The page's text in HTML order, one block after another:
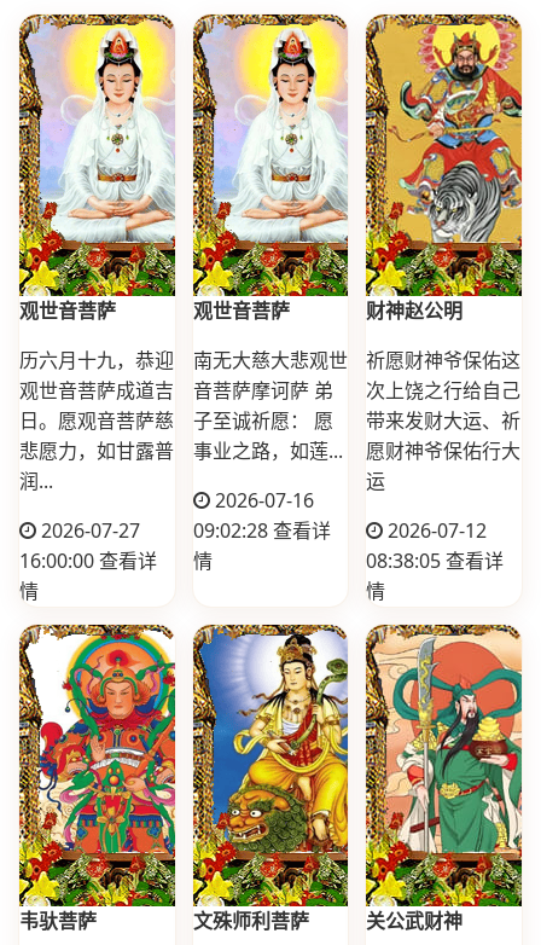
观世音菩萨
历六月十九，恭迎
观世音菩萨成道吉
日。愿观音菩萨慈
悲愿力，如甘露普
润...
2026-07-27
16:00:00查看详
情
观世音菩萨
南无大慈大悲观世
音菩萨摩诃萨 弟
子至诚祈愿： 愿
事业之路，如莲...
2026-07-16
09:02:28查看详
情
财神赵公明
祈愿财神爷保佑这
次上饶之行给自己
带来发财大运、祈
愿财神爷保佑行大
运
2026-07-12
08:38:05查看详
情
韦驮菩萨
文殊师利菩萨
关公武财神